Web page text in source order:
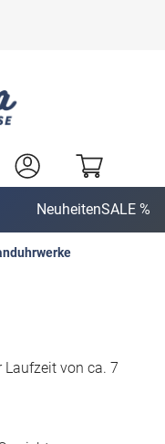
NeuheitenSALE %
Laufzeit von ca. 7